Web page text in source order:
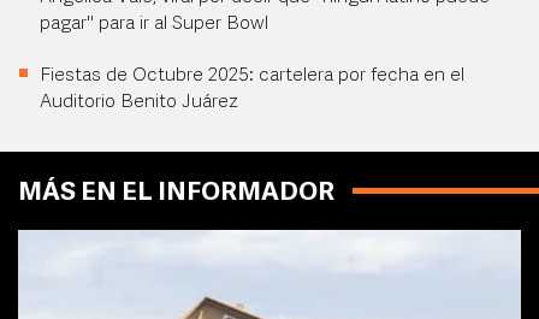
pagar" para ir al Super Bowl
Fiestas de Octubre 2025: cartelera por fecha en el
Auditorio Benito Juárez
MÁS EN EL INFORMADOR